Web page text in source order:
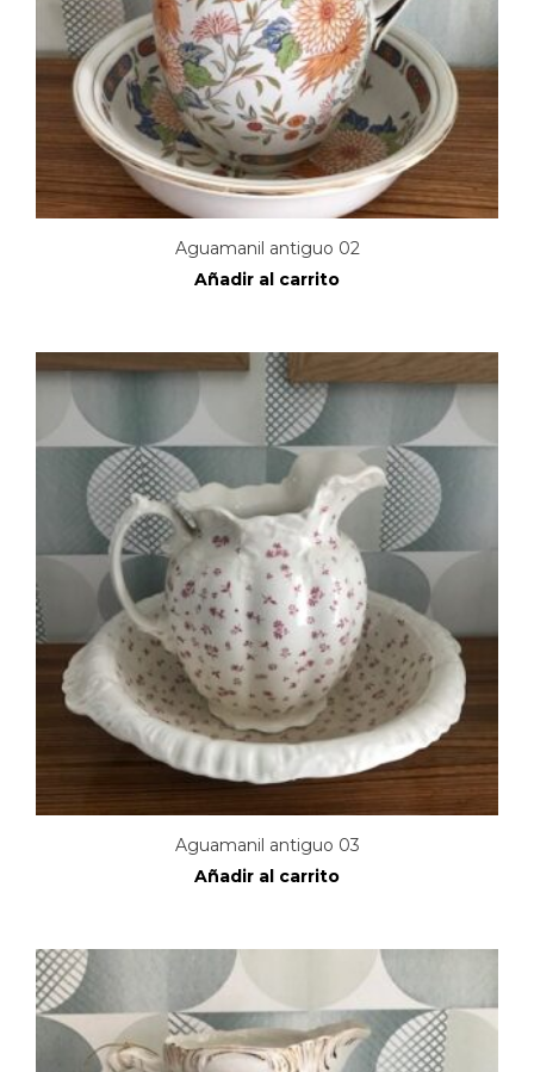
Aguamanil antiguo 02
Añadir al carrito
Aguamanil antiguo 03
Añadir al carrito